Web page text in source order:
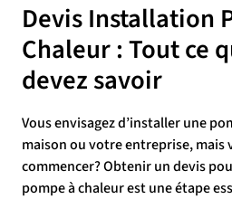
Devis Installation
Chaleur : Tout ce
devez savoir
Vous envisagez d’installer une
maison ou votre entreprise, mais
commencer? Obtenir un devis
pompe à chaleur est une étape